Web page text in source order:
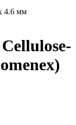
4.6 мм